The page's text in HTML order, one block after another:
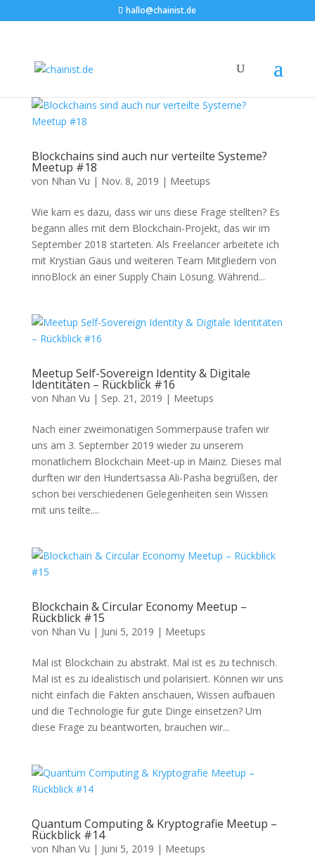
hallo@chainist.de
Blockchains sind auch nur verteilte Systeme?
Meetup #18
von Nhan Vu | Nov. 8, 2019 | Meetups
Wie kam es dazu, dass wir uns diese Frage stellten? Es
begann alles mit dem Blockchain-Projekt, das wir im
September 2018 starteten. Als Freelancer arbeitete ich
mit Krystian Gaus und weiteren Team Mitgliedern von
innoBlock an einer Supply Chain Lösung. Während...
Meetup Self-Sovereign Identity & Digitale
Identitäten – Rückblick #16
von Nhan Vu | Sep. 21, 2019 | Meetups
Nach einer zweimonatigen Sommerpause trafen wir
uns am 3. September 2019 wieder zu unserem
monatlichem Blockchain Meet-up in Mainz. Dieses mal
durften wir den Hundertsassa Ali-Pasha begrüßen, der
schon bei verschiedenen Gelegenheiten sein Wissen
mit uns teilte....
Blockchain & Circular Economy Meetup –
Rückblick #15
von Nhan Vu | Juni 5, 2019 | Meetups
Mal ist Blockchain zu abstrakt. Mal ist es zu technisch.
Mal ist es zu idealistisch und polarisiert. Können wir uns
nicht einfach die Fakten anschauen, Wissen aufbauen
und die Technologie für gute Dinge einsetzen? Um
diese Frage zu beantworten, brauchen wir...
Quantum Computing & Kryptografie Meetup –
Rückblick #14
von Nhan Vu | Juni 5, 2019 | Meetups